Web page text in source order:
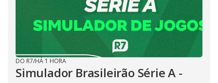
DO R7/HÁ 1 HORA
Simulador Brasileirão Série A -